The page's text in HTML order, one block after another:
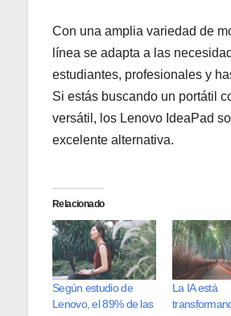
Con una amplia variedad de
línea se adapta a las
estudiantes, profesionales y
Si estás buscando un portátil
versátil, los Lenovo IdeaPad
excelente alternativa.
Relacionado
Según estudio de
Lenovo, el 89% de las
La IA está